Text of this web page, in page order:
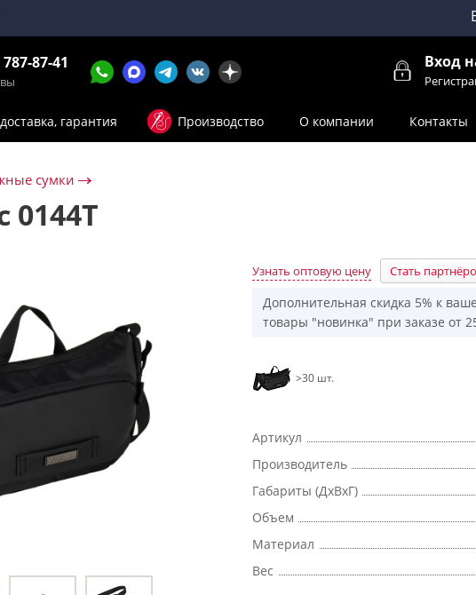
87-41 Вход
гарантия Производство О компании Контакты
сумки
0144T
Узнать оптовую цену Стать
Дополнительная скидка 5% к
товары "новинка" при заказе от
>30 шт.
Артикул
Производитель
Габариты (ДхВхГ)
Объем
Материал
Вес